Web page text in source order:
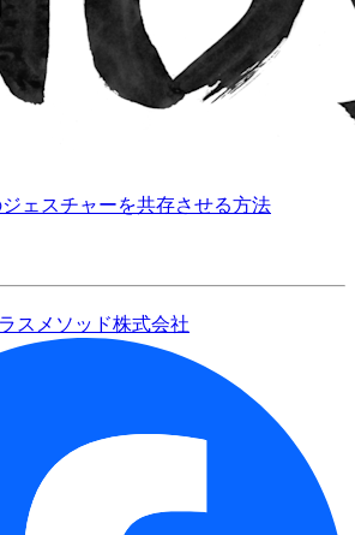
ェスチャーを共存させる方法
スメソッド株式会社